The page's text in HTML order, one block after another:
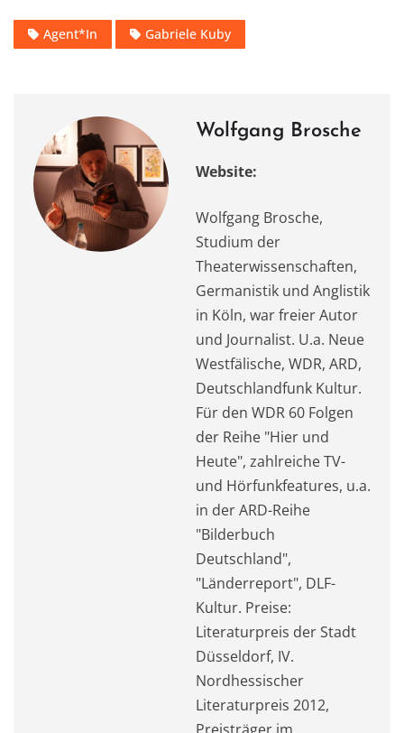
c
e
o
k
st
o
o
n
ai
l
at
s
p
it
te
e
gr
Agent*In Gabriele Kuby
Wolfgang Brosche
Website:
Wolfgang Brosche,
Studium der
Theaterwissenschaften,
Germanistik und Anglistik
in Köln, war freier Autor
und Journalist. U.a. Neue
Westfälische, WDR, ARD,
Deutschlandfunk Kultur.
Für den WDR 60 Folgen
der Reihe "Hier und
Heute", zahlreiche TV-
und Hörfunkfeatures, u.a.
in der ARD-Reihe
"Bilderbuch
Deutschland",
"Länderreport", DLF-
Kultur. Preise:
Literaturpreis der Stadt
Düsseldorf, IV.
Nordhessischer
Literaturpreis 2012,